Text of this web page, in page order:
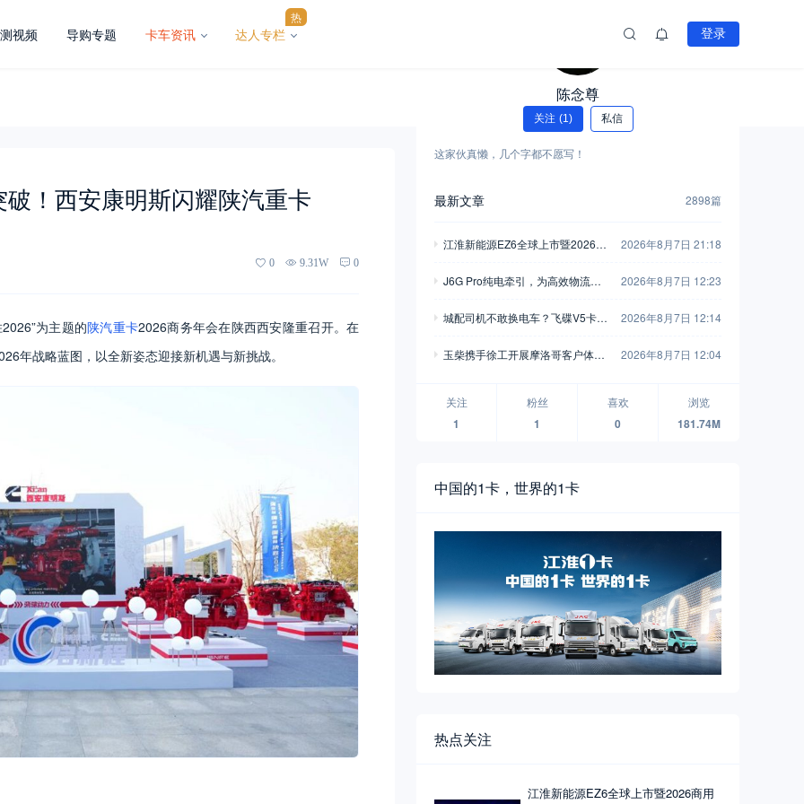
视频 导购专题 卡车资讯 达人专栏
热
登录
！西安康明斯闪耀陕汽重卡
0 9.31W 0
为主题的陕汽重卡2026商务年会在陕西西安隆重召开。在
年战略蓝图，以全新姿态迎接新机遇与新挑战。
陈念尊
关注 (1) 私信
这家伙真懒，几个字都不愿写！
最新文章 2898篇
江淮新能源EZ6全球上市暨2026商
2026年8月7日 21:18
J6G Pro纯电牵引，为高效物流注
2026年8月7日 12:23
城配司机不敢换电车？飞碟V5卡用
把信心拉满
2026年8月7日 12:14
玉柴携手徐工开展摩洛哥客户体验
2026年8月7日 12:04
关注
1
粉丝
1
喜欢
0
浏览
181.74M
中国的1卡，世界的1卡
热点关注
江淮新能源EZ6全球上市暨2026商用